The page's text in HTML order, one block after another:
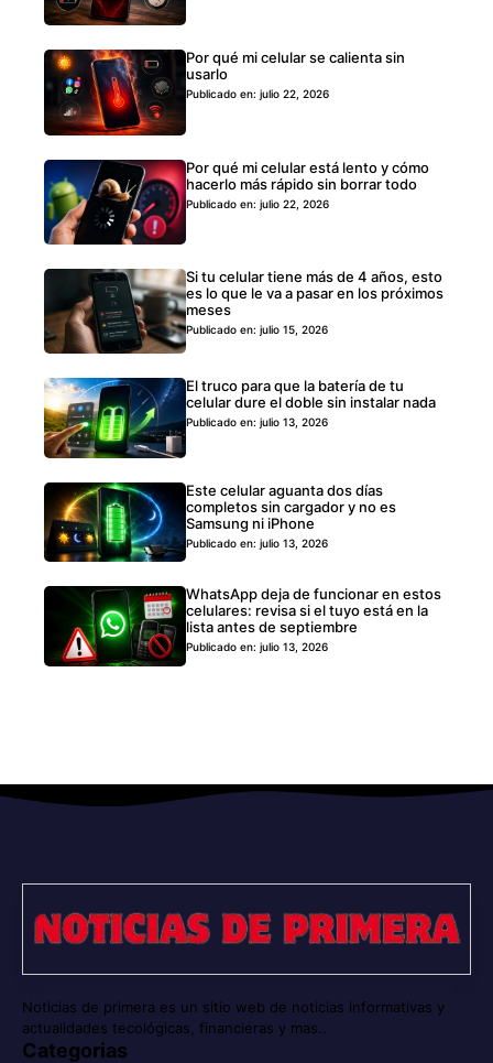
Por qué mi celular se calienta sin
usarlo
Publicado en: julio 22, 2026
Por qué mi celular está lento y cómo
hacerlo más rápido sin borrar todo
Publicado en: julio 22, 2026
Si tu celular tiene más de 4 años, esto
es lo que le va a pasar en los próximos
meses
Publicado en: julio 15, 2026
El truco para que la batería de tu
celular dure el doble sin instalar nada
Publicado en: julio 13, 2026
Este celular aguanta dos días
completos sin cargador y no es
Samsung ni iPhone
Publicado en: julio 13, 2026
WhatsApp deja de funcionar en estos
celulares: revisa si el tuyo está en la
lista antes de septiembre
Publicado en: julio 13, 2026
Noticias de primera es un sitio web de noticias informativas y
actualidades tecológicas, financieras y mas..
Categorias